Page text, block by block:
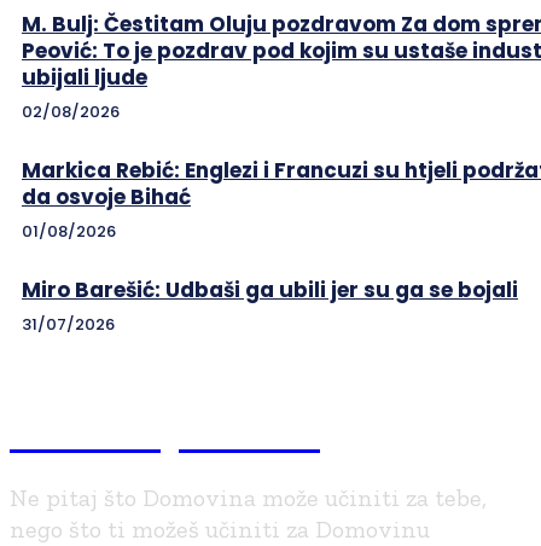
M. Bulj: Čestitam Oluju pozdravom Za dom
Peović: To je pozdrav pod kojim su ustaše
ubijali ljude
02/08/2026
Markica Rebić: Englezi i Francuzi su htjeli
da osvoje Bihać
01/08/2026
Miro Barešić: Udbaši ga ubili jer su ga se bojali
31/07/2026
Ne pitaj što Domovina može učiniti za tebe,
nego što ti možeš učiniti za Domovinu